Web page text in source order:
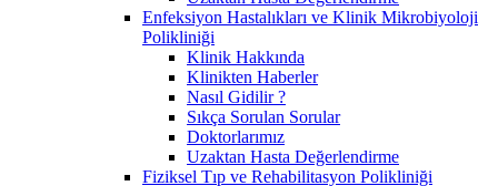
Enfeksiyon Hastalıkları ve Klinik Mikrobiyoloji
Polikliniği
Klinik Hakkında
Klinikten Haberler
Nasıl Gidilir ?
Sıkça Sorulan Sorular
Doktorlarımız
Uzaktan Hasta Değerlendirme
Fiziksel Tıp ve Rehabilitasyon Polikliniği